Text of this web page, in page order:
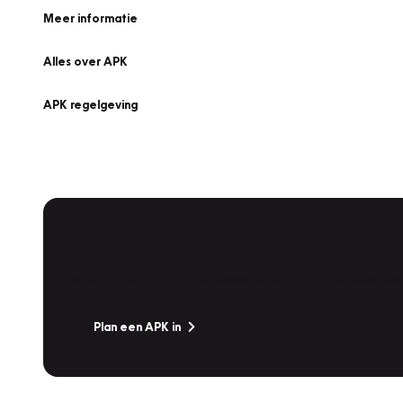
Meer informatie
Alles over APK
APK regelgeving
Plan een APK in